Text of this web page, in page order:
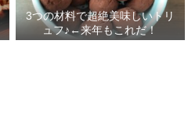
3つの材料で超絶美味しいトリ
ュフ♪←来年もこれだ！